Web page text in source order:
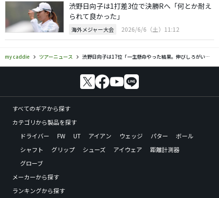
渋野日向子は1打差3位で決勝Rへ「何とか耐え
られて良かった」
海外メジャー大会 2026/6/6（土）11:12
my caddie ツアーニュース 渋野日向子は17位「一生懸命やった結果。伸びしろがいっぱい」
すべてのギアから探す
カテゴリから製品を探す
ドライバー
FW UT アイアン ウェッジ パター
ボール
シャフト
グリップ シューズ アイウェア
距離計測器
グローブ
メーカーから探す
ランキングから探す